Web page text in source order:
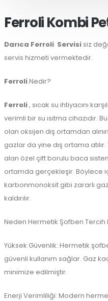
Ferroli Kombi
Darıca Ferroli Servisi siz
servis hizmeti vermektedir.
FerroliNedir?
Ferroli, sıcak su ihtiyacını
verimli bir su ısıtma cihazıdır.
olan oksijen dış ortamdan
gazlar da yine dış ortama
alan özel çift borulu baca
ortamda gerçekleşir. Böylece
karbonmonoksit gibi zararlı
kaldırılır.
Neden Hermetik Şofben Tercih
Yüksek Güvenlik: Hermetik
güvenli kullanım sağlar. Gaz
minimize edilmiştir.
Enerji Verimliliği: Modern